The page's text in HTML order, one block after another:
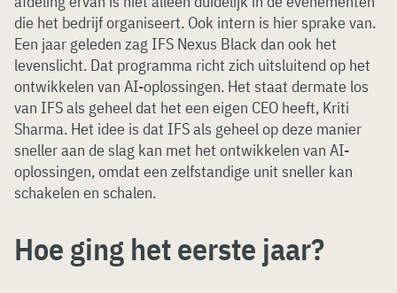
die het bedrijf organiseert. Ook intern is hier sprake van.
Een jaar geleden zag IFS Nexus Black dan ook het
levenslicht. Dat programma richt zich uitsluitend op het
ontwikkelen van AI-oplossingen. Het staat dermate los
van IFS als geheel dat het een eigen CEO heeft, Kriti
Sharma. Het idee is dat IFS als geheel op deze manier
sneller aan de slag kan met het ontwikkelen van AI-
oplossingen, omdat een zelfstandige unit sneller kan
schakelen en schalen.
Hoe ging het eerste jaar?